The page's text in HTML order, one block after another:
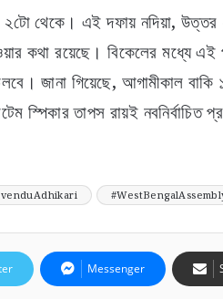
২টো থেকে। এই দফায় নদিয়া,
কথা রয়েছে। বিকেলের মধ্যে এই
জানা গিয়েছে, আগামীকাল
স্পিকার তাপস রায়ই নবনির্বাচিত
Messenger